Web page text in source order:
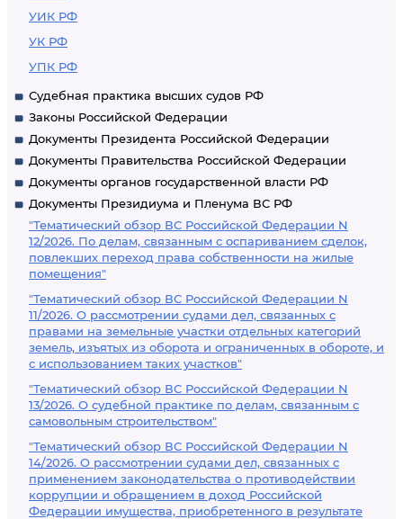
УИК РФ
УК РФ
УПК РФ
Судебная практика высших судов РФ
Законы Российской Федерации
Документы Президента Российской Федерации
Документы Правительства Российской Федерации
Документы органов государственной власти РФ
Документы Президиума и Пленума ВС РФ
"Тематический обзор ВС Российской Федерации N
12/2026. По делам, связанным с оспариванием сделок,
повлекших переход права собственности на жилые
помещения"
"Тематический обзор ВС Российской Федерации N
11/2026. О рассмотрении судами дел, связанных с
правами на земельные участки отдельных категорий
земель, изъятых из оборота и ограниченных в обороте, и
с использованием таких участков"
"Тематический обзор ВС Российской Федерации N
13/2026. О судебной практике по делам, связанным с
самовольным строительством"
"Тематический обзор ВС Российской Федерации N
14/2026. О рассмотрении судами дел, связанных с
применением законодательства о противодействии
коррупции и обращением в доход Российской
Федерации имущества, приобретенного в результате